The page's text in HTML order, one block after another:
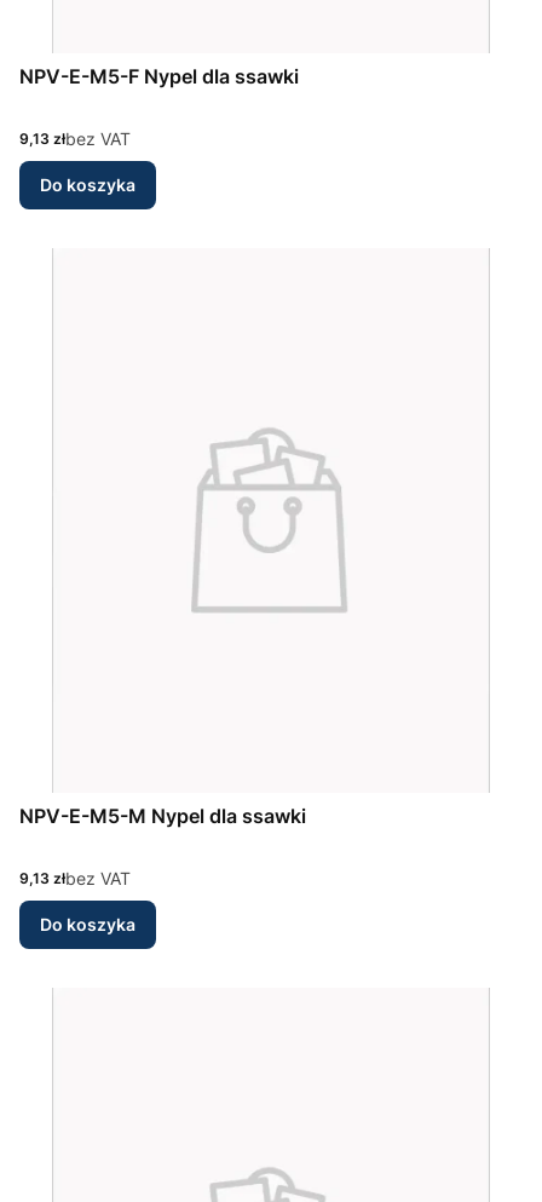
NPV-E-M5-F Nypel dla ssawki
Cena
9,13 złbez VAT
Do koszyka
NPV-E-M5-M Nypel dla ssawki
Cena
9,13 złbez VAT
Do koszyka